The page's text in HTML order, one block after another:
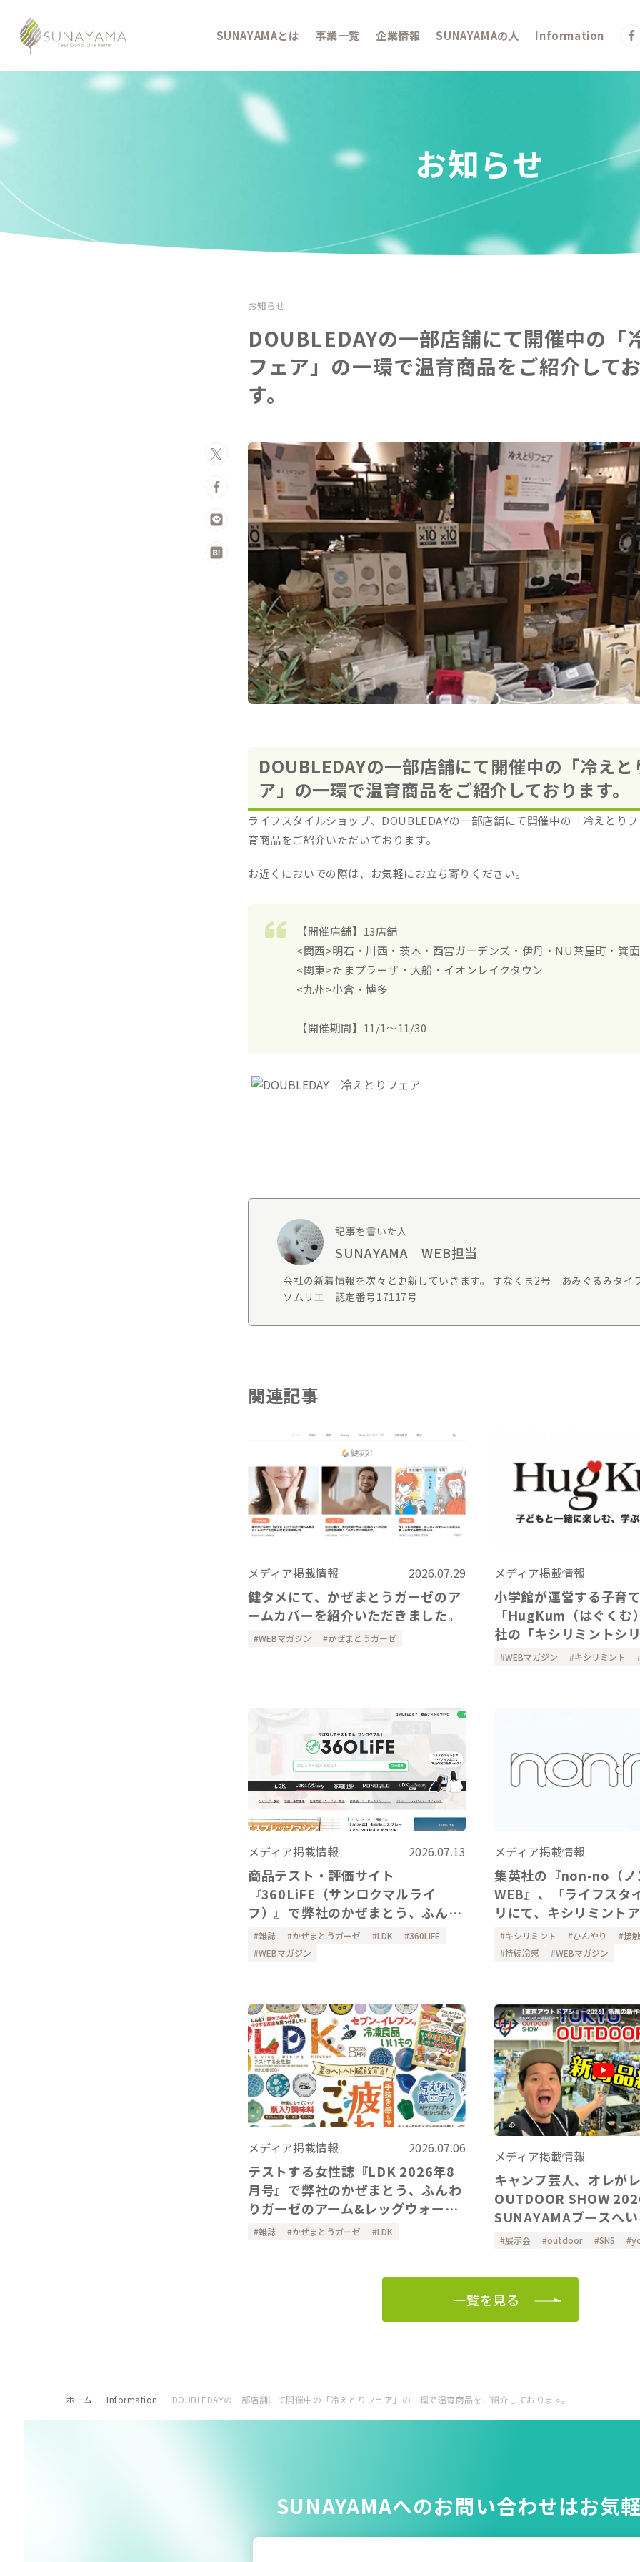
SUNAYAMAとは 事業一覧 企業情報 SUNAYAMAの人 Information
お知らせ
お知らせ
DOUBLEDAYの一部店舗にて開催中の「
フェア」の一環で温育商品をご紹介して
す。
DOUBLEDAYの一部店舗にて開催中の「冷えと
ア」の一環で温育商品をご紹介しております。
ライフスタイルショップ、DOUBLEDAYの一部店舗にて開催中の「冷えとり
育商品をご紹介いただいております。
お近くにおいでの際は、お気軽にお立ち寄りください。
【開催店舗】13店舗
<関西>明石・川西・茨木・西宮ガーデンズ・伊丹・NU茶屋町・箕
<関東>たまプラーザ・大船・イオンレイクタウン
<九州>小倉・博多
【開催期間】11/1～11/30
記事を書いた人
SUNAYAMA WEB担当
会社の新着情報を次々と更新していきます。 すなくま2号 あみぐるみタ
ソムリエ 認定番号17117号
関連記事
メディア掲載情報 2026.07.29
健タメにて、かぜまとうガーゼのア
ームカバーを紹介いただきました。
WEBマガジン かぜまとうガーゼ
メディア掲載情報
小学館が運営する子育
「HugKum（はぐくむ
社の「キシリミントシ
紹介いただきました
WEBマガジン キシリミント
メディア掲載情報 2026.07.13
商品テスト・評価サイト
『360LiFE（サンロクマルライ
フ）』で弊社のかぜまとう、ふんわ
りガーゼのアーム&レッグウォーマ
ーを掲載いただきました。
雑誌 かぜまとうガーゼ LDK
360LIFE
WEBマガジン
メディア掲載情報
集英社の『non-no（ノ
WEB』、「ライフスタ
リにて、キシリミント
ー、ハンドカバーをご
ました。
キシリミント ひんやり
接
持続冷感
WEBマガジン
メディア掲載情報 2026.07.06
テストする女性誌『LDK 2026年8
月号』で弊社のかぜまとう、ふんわ
りガーゼのアーム&レッグウォーマ
ーを掲載いただきました。
雑誌 かぜまとうガーゼ LDK
メディア掲載情報
キャンプ芸人、オレが
OUTDOOR SHOW 2026の
SUNAYAMAブースへ
ました！
展示会 outdoor SNS
一覧を見る
ホーム Information DOUBLEDAYの一部店舗にて開催中の「冷えとりフェア」の一環で温育商品をご紹介しております。
SUNAYAMAへのお問い合わせはお気